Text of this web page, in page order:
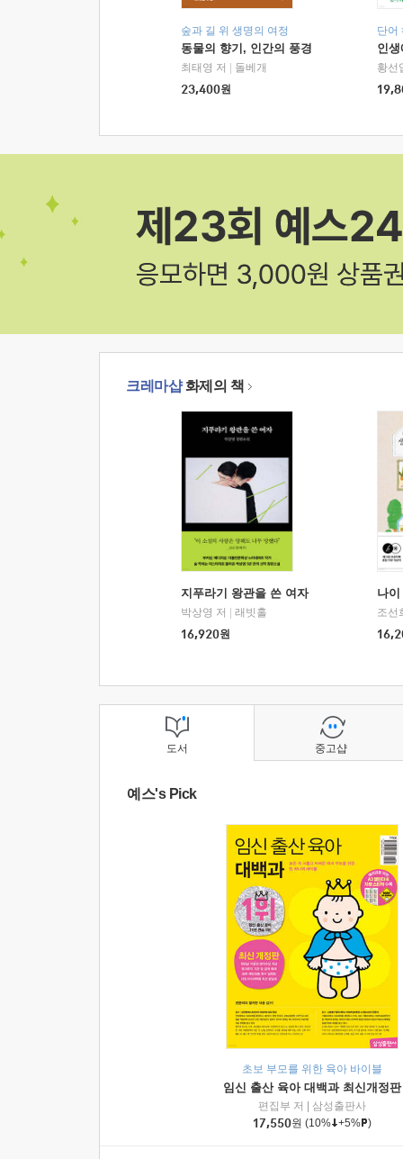
숲과 길 위 생명의 여정
동물의 향기, 인간의 풍경
최태영 저
돌베개
23,400원
단어
인
황선
크레마샵화제의 책
지푸라기 왕관을 쓴 여자
박상영 저
래빗홀
16,920원
나
조선
도서
예스's Pick
초보 부모를 위한 육아 바이블
임신 출산 육아 대백과 최신개정판
편집부 저
삼성출판사
17,550원 (10% +5% )
중고샵